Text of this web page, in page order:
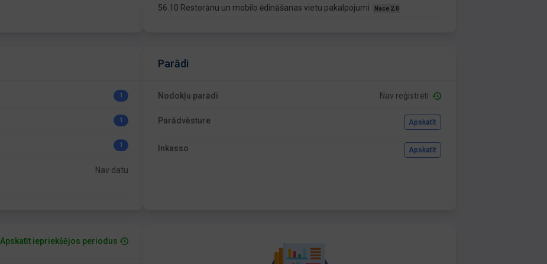
56.10 Restorānu un mobilo ēdināšanas vietu pakalpojumi Nace 2.0
1
1
1
Nav datu
Parādi
Nodokļu parādi Nav reģistrēti
Parādvēsture Apskatīt
Inkasso Apskatīt
Apskatīt iepriekšējos periodus